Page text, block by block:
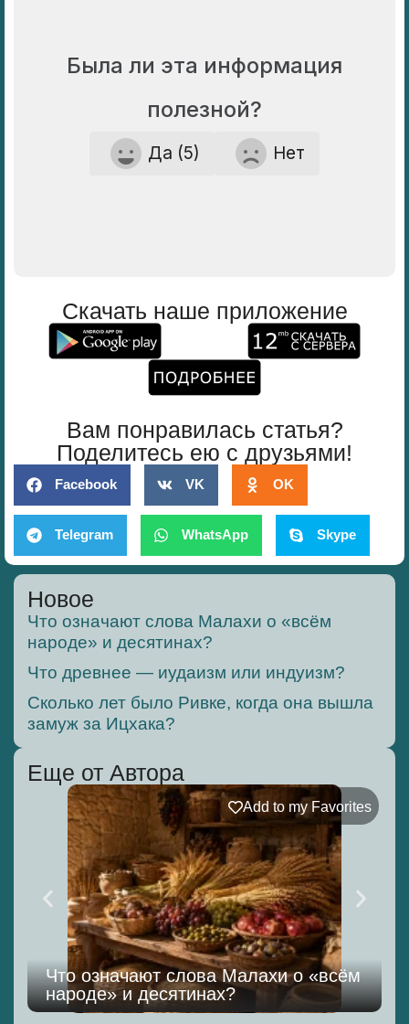
Была ли эта информация
полезной?
Да (5) Нет
Скачать наше приложение
Вам понравилась статья?
Поделитесь ею с друзьями!
Facebook VK OK
Telegram WhatsApp Skype
Новое
Что означают слова Малахи о «всём
народе» и десятинах?
Что древнее — иудаизм или индуизм?
Сколько лет было Ривке, когда она вышла
замуж за Ицхака?
Еще от Автора
Add to my Favorites
Что означают слова Малахи о «всём
народе» и десятинах?